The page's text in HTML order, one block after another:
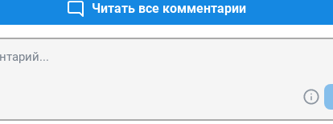
Читать все комментарии